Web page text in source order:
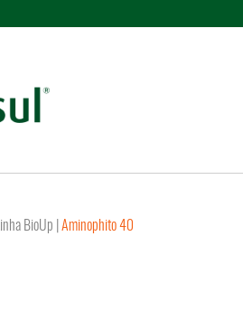
Linha BioUp Aminophito 40